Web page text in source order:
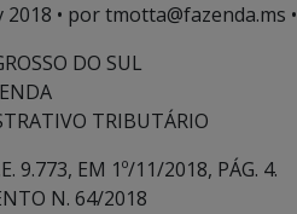
2018 • por tmotta@fazenda.ms •
DO SUL
TRIBUTÁRIO
9.773, EM 1º/11/2018, PÁG. 4.
N. 64/2018